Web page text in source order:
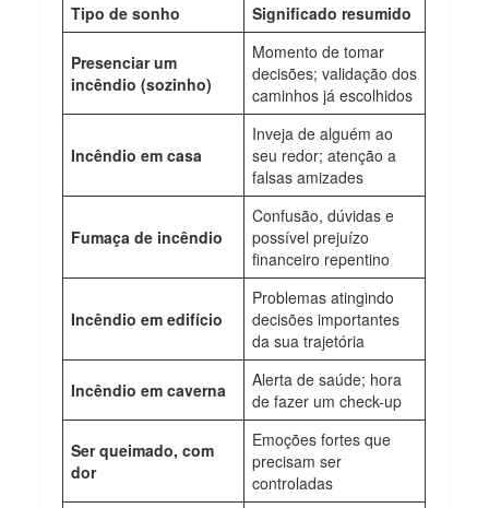
Tipo de sonho
Significado resumido
Presenciar um
incêndio (sozinho)
Momento de tomar
decisões; validação dos
caminhos já escolhidos
Incêndio em casa
Inveja de alguém ao
seu redor; atenção a
falsas amizades
Fumaça de incêndio
Confusão, dúvidas e
possível prejuízo
financeiro repentino
Incêndio em edifício
Problemas atingindo
decisões importantes
da sua trajetória
Incêndio em caverna
Alerta de saúde; hora
de fazer um check-up
Ser queimado, com
dor
Emoções fortes que
precisam ser
controladas